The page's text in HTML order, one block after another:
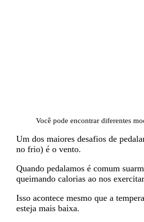
Você pode encontrar diferentes
Um dos maiores desafios de
no frio) é o vento.
Quando pedalamos é comum
queimando calorias ao nos
Isso acontece mesmo que a
esteja mais baixa.